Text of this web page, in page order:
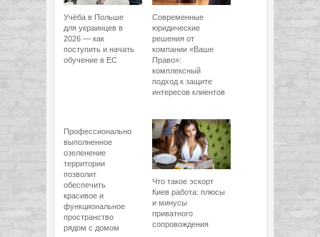
Учёба в Польше
для украинцев в
2026 — как
поступить и начать
обучение в ЕС
Современные
юридические
решения от
компании «Ваше
Право»:
комплексный
подход к защите
интересов клиентов
Профессионально
выполненное
озеленение
территории
позволит
обеспечить
красивое и
функциональное
пространство
рядом с домом
Что такое эскорт
Киев работа: плюсы
и минусы
приватного
сопровождения